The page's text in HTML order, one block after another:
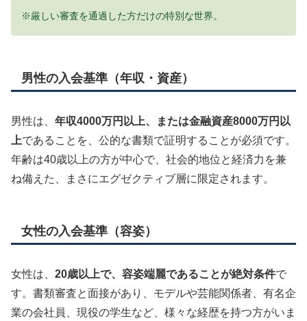
※厳しい審査を通過した方だけの特別な世界。
男性の入会基準（年収・資産）
男性は、 年収4000万円以上、または金融資産8000万円以
上であることを、公的な書類で証明することが必須です。
年齢は40歳以上の方が中心で、社会的地位と経済力を兼
ね備えた、まさにエグゼクティブ層に限定されます。
女性の入会基準（容姿）
女性は、 20歳以上で、容姿端麗であることが絶対条件で
す。書類審査と面接があり、モデルや芸能関係者、有名企
業の会社員、現役の学生など、様々な経歴を持つ方がいま